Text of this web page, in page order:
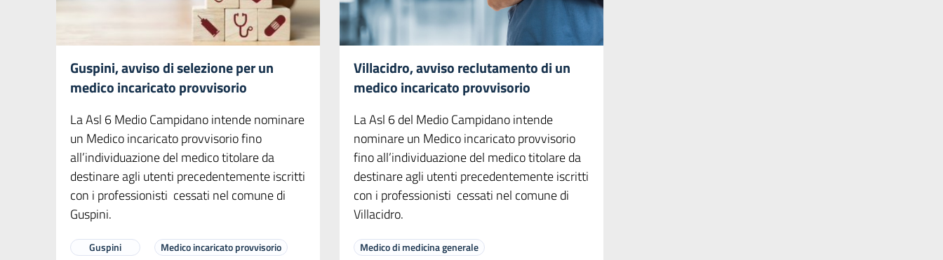
Guspini, avviso di selezione per un
medico incaricato provvisorio
La Asl 6 Medio Campidano intende nominare
un Medico incaricato provvisorio fino
all’individuazione del medico titolare da
destinare agli utenti precedentemente iscritti
con i professionisti cessati nel comune di
Guspini.
Guspini Medico incaricato provvisorio
Villacidro, avviso reclutamento di un
medico incaricato provvisorio
La Asl 6 del Medio Campidano intende
nominare un Medico incaricato provvisorio
fino all’individuazione del medico titolare da
destinare agli utenti precedentemente iscritti
con i professionisti cessati nel comune di
Villacidro.
Medico di medicina generale